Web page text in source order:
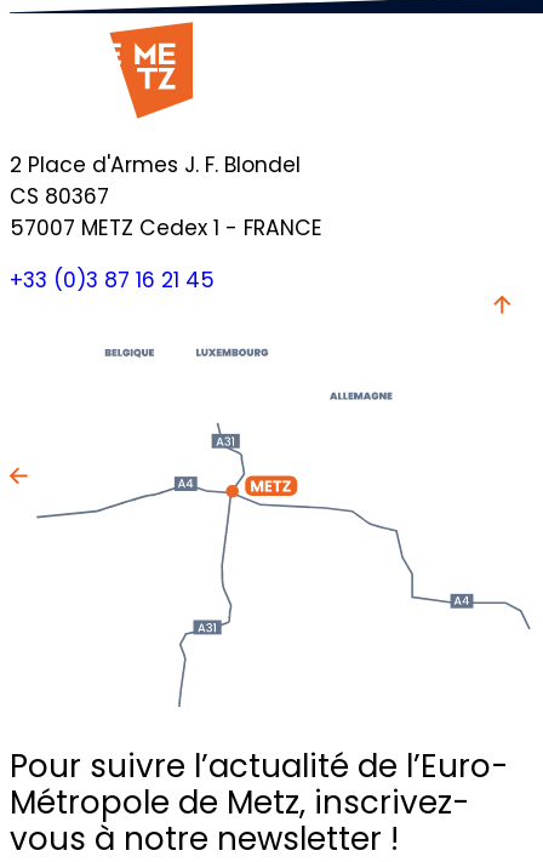
2 Place d'Armes J. F. Blondel
CS 80367
57007 METZ Cedex 1 - FRANCE
+33 (0)3 87 16 21 45
Pour suivre l’actualité de l’Euro-
Métropole de Metz, inscrivez-
vous à notre newsletter !